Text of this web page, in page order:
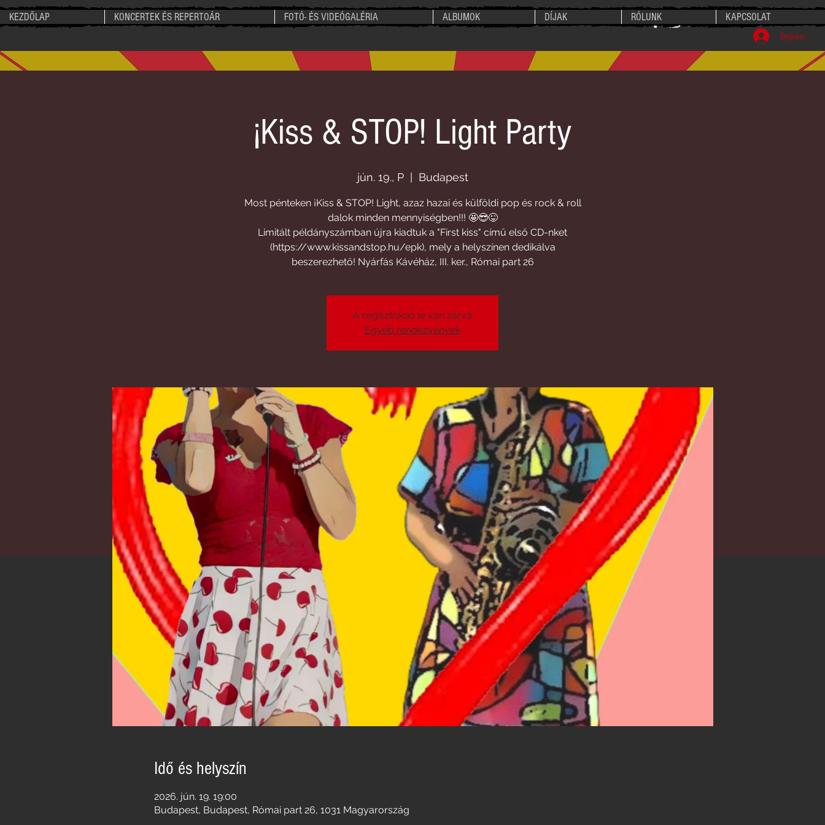
KEZDŐLAP KONCERTEK ÉS REPERTOÁR FOTÓ- ÉS VIDEÓGALÉRIA ALBUMOK DÍJAK RÓLUNK KAPCSOLAT
The
¡Kiss & STOP! Light Party
jún. 19., P
  |
Budapest
Most pénteken ¡Kiss & STOP! Light, azaz hazai és külföldi pop és rock & roll
dalok minden mennyiségben!!! 🤩😎😜
Limitált példányszámban újra kiadtuk a "First kiss" című első CD-nket
(https://www.kissandstop.hu/epk), mely a helyszínen dedikálva
beszerezhető! Nyárfás Kávéház, III. ker., Római part 26
A regisztráció le van zárva
Egyéb rendezvények
Idő és helyszín
2026. jún. 19. 19:00
Budapest, Budapest, Római part 26, 1031 Magyarország